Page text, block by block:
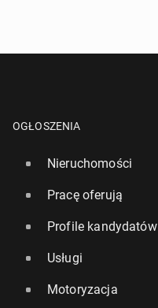
OGŁOSZENIA
Nieruchomości
Pracę oferują
Profile kandydatów
Usługi
Motoryzacja